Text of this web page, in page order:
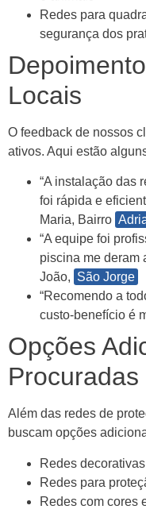
Redes para
segurança dos
Locais
O feedback de nossos
ativos. Aqui estão
“A instalação das
foi rápida e
Maria, Bairro
“A equipe foi
piscina me deram
João, São Jorge
“Recomendo a
custo-benefício é
Opções
Procuradas
Além das redes de
buscam opções
Redes decorativas
Redes para
Redes com cores